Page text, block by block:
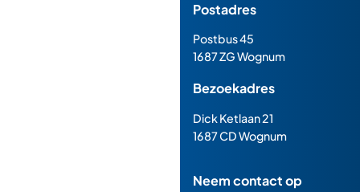
boven
het
van
de
paginainhoud
Postadres
Postbus 45
1687 ZG Wognum
Bezoekadres
Dick Ketlaan 21
1687 CD Wognum
Neem contact op